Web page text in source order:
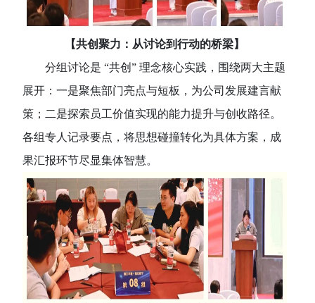
【共创聚力：从讨论到行动的桥梁】
分组讨论是 “共创” 理念核心实践，围绕两大主题
展开：一是聚焦部门亮点与短板，为公司发展建言献
策；二是探索员工价值实现的能力提升与创收路径。
各组专人记录要点，将思想碰撞转化为具体方案，成
果汇报环节尽显集体智慧。